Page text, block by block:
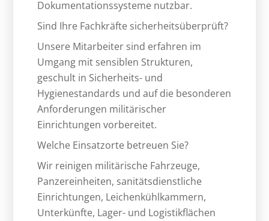
Dokumentationssysteme nutzbar.
Sind Ihre Fachkräfte sicherheitsüberprüft?
Unsere Mitarbeiter sind erfahren im
Umgang mit sensiblen Strukturen,
geschult in Sicherheits- und
Hygienestandards und auf die besonderen
Anforderungen militärischer
Einrichtungen vorbereitet.
Welche Einsatzorte betreuen Sie?
Wir reinigen militärische Fahrzeuge,
Panzereinheiten, sanitätsdienstliche
Einrichtungen, Leichenkühlkammern,
Unterkünfte, Lager- und Logistikflächen